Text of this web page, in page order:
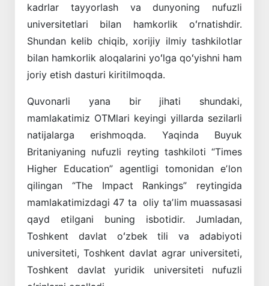
kadrlar tayyorlash va dunyoning nufuzli
universitetlari bilan hamkorlik oʻrnatishdir.
Shundan kelib chiqib, xorijiy ilmiy tashkilotlar
bilan hamkorlik aloqalarini yoʻlga qoʻyishni ham
joriy etish dasturi kiritilmoqda.
Quvonarli yana bir jihati shundaki,
mamlakatimiz OTMlari keyingi yillarda sezilarli
natijalarga erishmoqda. Yaqinda Buyuk
Britaniyaning nufuzli reyting tashkiloti “Times
Higher Education” agentligi tomonidan eʼlon
qilingan “The Impact Rankings” reytingida
mamlakatimizdagi 47 ta oliy taʼlim muassasasi
qayd etilgani buning isbotidir. Jumladan,
Toshkent davlat oʻzbek tili va adabiyoti
universiteti, Toshkent davlat agrar universiteti,
Toshkent davlat yuridik universiteti nufuzli